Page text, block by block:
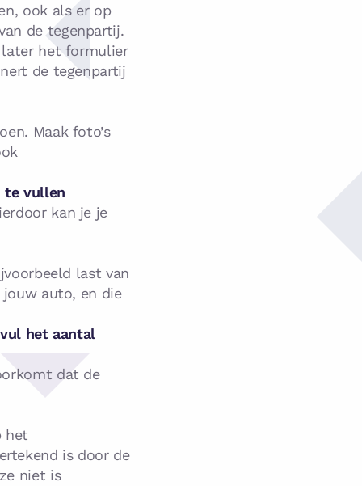
ook als er op
de tegenpartij.
later het formulier
de tegenpartij
Maak foto’s
te vullen
kan je je
last van
auto, en die
het aantal
dat de
het
is door de
niet is